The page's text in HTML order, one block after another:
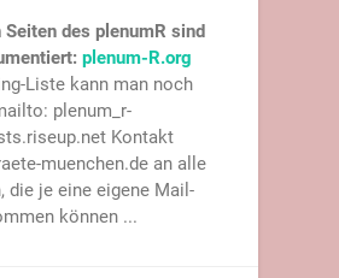
des plenumR sind
plenum-R.org
Liste kann man noch
plenum_r-
Kontakt
muenchen.de an alle
die je eine eigene Mail-
können ...